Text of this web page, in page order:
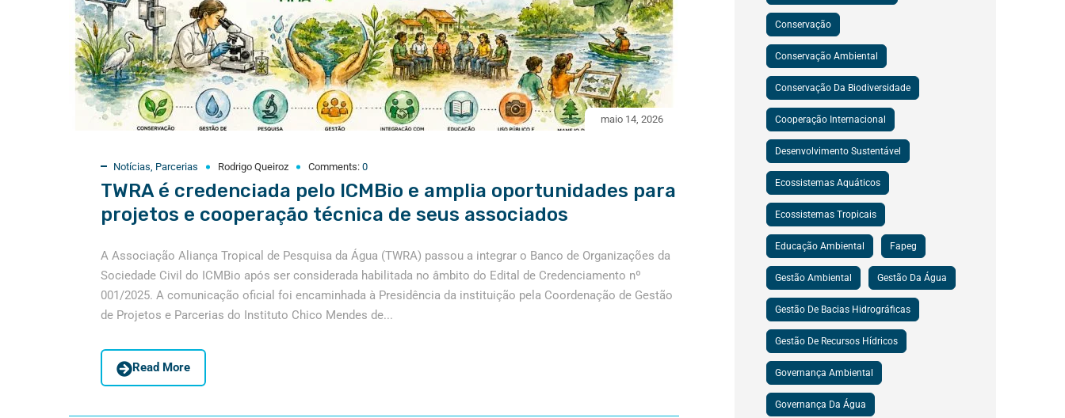
maio 14, 2026
Notícias, Parcerias Rodrigo Queiroz Comments: 0
TWRA é credenciada pelo ICMBio e amplia oportunidades para
projetos e cooperação técnica de seus associados
A Associação Aliança Tropical de Pesquisa da Água (TWRA) passou a integrar o Banco de Organizações da
Sociedade Civil do ICMBio após ser considerada habilitada no âmbito do Edital de Credenciamento nº
001/2025. A comunicação oficial foi encaminhada à Presidência da instituição pela Coordenação de Gestão
de Projetos e Parcerias do Instituto Chico Mendes de...
Read More
Conservação
Conservação Ambiental
Conservação Da Biodiversidade
Cooperação Internacional
Desenvolvimento Sustentável
Ecossistemas Aquáticos
Ecossistemas Tropicais
Educação Ambiental Fapeg
Gestão Ambiental Gestão Da Água
Gestão De Bacias Hidrográficas
Gestão De Recursos Hídricos
Governança Ambiental
Governança Da Água